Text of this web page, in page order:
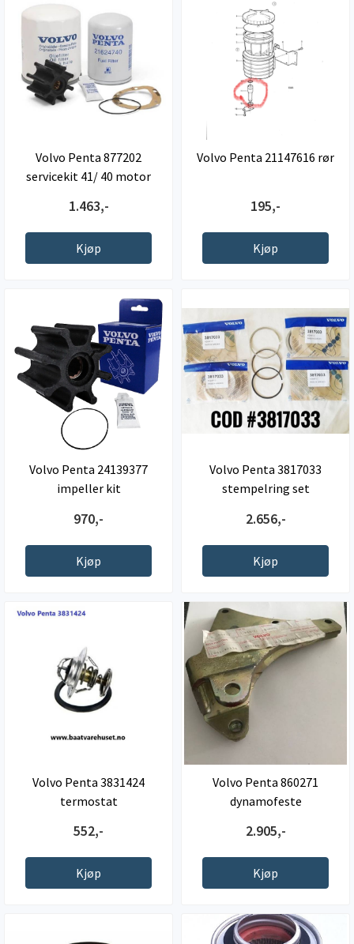
Volvo Penta 877202
servicekit 41/ 40 motor
1.463,-
Kjøp
Volvo Penta 21147616 rør
195,-
Kjøp
Volvo Penta 24139377
impeller kit
970,-
Kjøp
Volvo Penta 3817033
stempelring set
2.656,-
Kjøp
Volvo Penta 3831424
termostat
552,-
Kjøp
Volvo Penta 860271
dynamofeste
2.905,-
Kjøp